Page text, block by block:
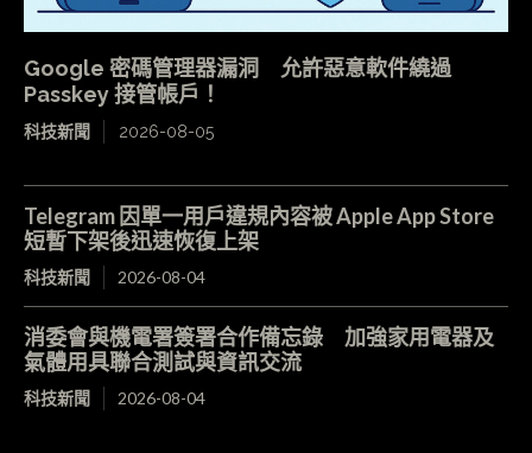
Google 密碼管理器漏洞 允許惡意軟件繞過
Passkey 接管帳戶！
科技新聞 2026-08-05
Telegram 因單一用戶違規內容被 Apple App Store
短暫下架後迅速恢復上架
科技新聞 2026-08-04
消委會與機電署簽署合作備忘錄 加強家用電器及
氣體用具聯合測試與資訊交流
科技新聞 2026-08-04